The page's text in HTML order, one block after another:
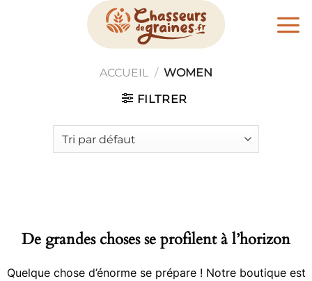
ACCUEIL / WOMEN
FILTRER
De grandes choses se profilent à l’horizon
Quelque chose d’énorme se prépare ! Notre boutique est